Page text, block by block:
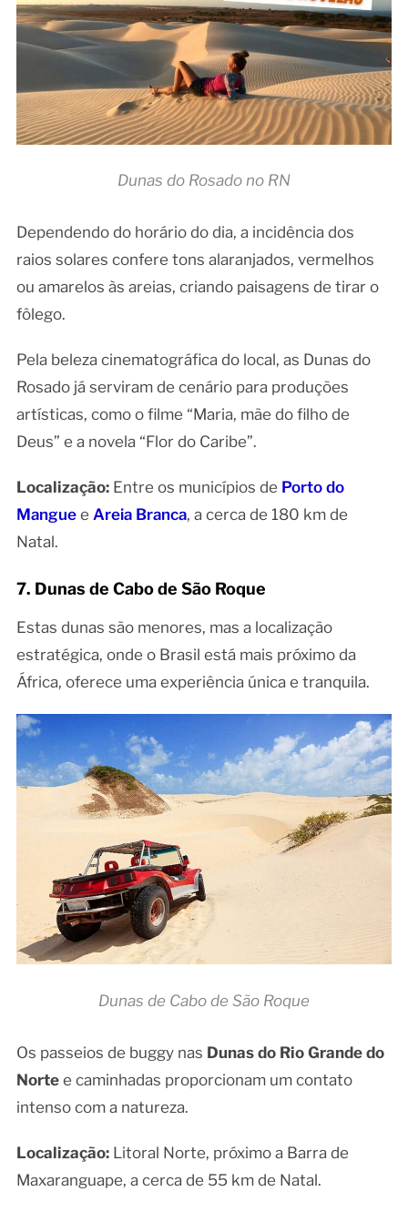
Dunas do Rosado no RN
Dependendo do horário do dia, a incidência dos
raios solares confere tons alaranjados, vermelhos
ou amarelos às areias, criando paisagens de tirar o
fôlego.
Pela beleza cinematográfica do local, as Dunas do
Rosado já serviram de cenário para produções
artísticas, como o filme “Maria, mãe do filho de
Deus” e a novela “Flor do Caribe”.
Localização:Entre os municípios de Porto do
Manguee Areia Branca, a cerca de 180 km de
Natal.
7. Dunas de Cabo de São Roque
Estas dunas são menores, mas a localização
estratégica, onde o Brasil está mais próximo da
África, oferece uma experiência única e tranquila.
Dunas de Cabo de São Roque
Os passeios de buggy nas Dunas do Rio Grande do
Nortee caminhadas proporcionam um contato
intenso com a natureza.
Localização:Litoral Norte, próximo a Barra de
Maxaranguape, a cerca de 55 km de Natal.